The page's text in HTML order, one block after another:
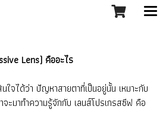
Lens) คืออะไร
จได้ว่า ปัญหาสายตาที่เป็นอยู่นั้น เหมาะกับ
จะมาทำความรู้จักกับ เลนส์โปรเกรสซีฟ คือ